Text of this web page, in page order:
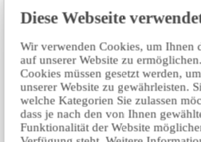
Diese Webseite
Wir verwenden Cookies, um Ihnen
auf unserer Website zu
Cookies müssen gesetzt werden,
unserer Website zu gewährleisten.
welche Kategorien Sie zulassen
dass je nach den von Ihnen
Funktionalität der Website